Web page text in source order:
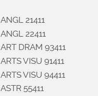
ANGL 21411
ANGL 22411
ART DRAM 93411
ARTS VISU 91411
ARTS VISU 94411
ASTR 55411